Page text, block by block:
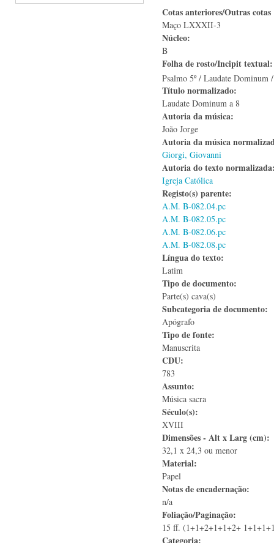
Cotas anteriores/Outras
Maço LXXXII-3
Núcleo:
B
Folha de rosto/Incipit
Psalmo 5º / Laudate Dominum
Título normalizado:
Laudate Dominum a 8
Autoria da música:
João Jorge
Autoria da música
Giorgi, Giovanni
Autoria do texto
Igreja Católica
Registo(s) parente:
A.M. B-082.04.pc
A.M. B-082.05.pc
A.M. B-082.06.pc
A.M. B-082.08.pc
Língua do texto:
Latim
Tipo de documento:
Parte(s) cava(s)
Subcategoria de documento:
Apógrafo
Tipo de fonte:
Manuscrita
CDU:
783
Assunto:
Música sacra
Século(s):
XVIII
Dimensões - Alt x Larg (cm):
32,1 x 24,3 ou menor
Material:
Papel
Notas de encadernação:
n/a
Foliação/Paginação:
15 ff. (1+1+2+1+1+2+